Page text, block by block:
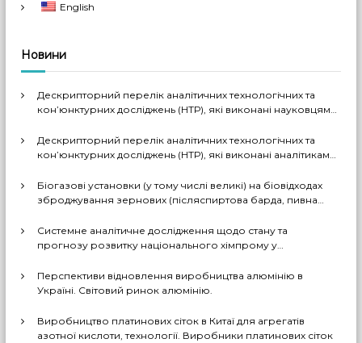
English
Новини
Дескрипторний перелік аналітичних технологічних та
кон’юнктурних досліджень (НТР), які виконані науковцями
Дескрипторний перелік аналітичних технологічних та
кон’юнктурних досліджень (НТР), які виконані аналітиками
Біогазові установки (у тому числі великі) на біовідходах
зброджування зернових (післяспиртова барда, пивна
рішення, комерціалізовані технології, комбіновані схеми
з отриманням проміжних і товарних продуктів (очищений
добрива тощо). Перспективи комерційного
впровадження цих технологій в Україні
Системне аналітичне дослідження щодо стану та
прогнозу розвитку національного хімпрому у
декількома можливими сценаріями
Перспективи відновлення виробництва алюмінію в
Україні. Світовий ринок алюмінію.
Виробництво платинових сіток в Китаї для агрегатів
азотної кислоти, технології. Виробники платинових сіток